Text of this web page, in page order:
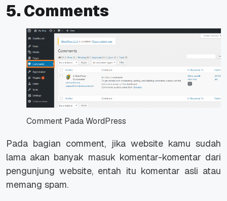
5. Comments
Comment Pada WordPress
Pada bagian comment, jika websitekamu sudah
lama akan banyak masuk komentar-komentar dari
pengunjungwebsite, entah itu komentar asli atau
memang spam.